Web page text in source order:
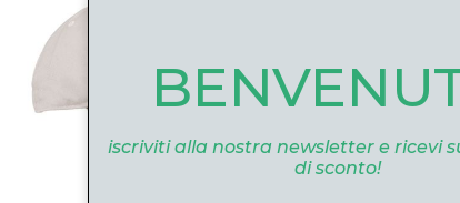
iscriviti alla nostra newsletter e ricevi
di sconto!